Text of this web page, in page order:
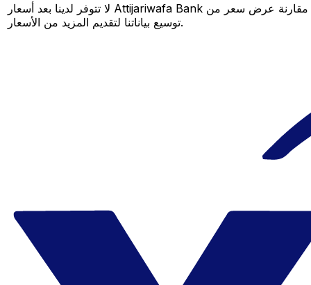
لا تتوفر لدينا بعد أسعار Attijariwafa Bank لهذا الزوج من العملات، لكن لا يزال بإمكانك مقارنة عرض سعر من Attijariwafa Bank بسعر Xe المباشر لمعرفة التوفير المحتمل. عد لاحقًا، فنحن نعمل باستمرار على
توسيع بياناتنا لتقديم المزيد من الأسعار.